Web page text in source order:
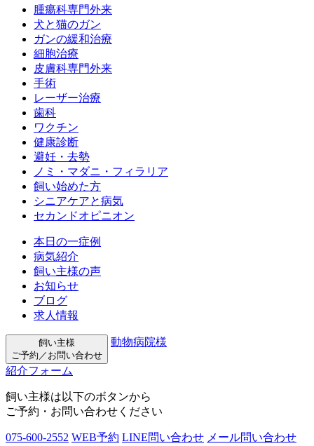
腫瘍科専門外来
犬と猫のガン
ガンの緩和治療
細胞治療
皮膚科専門外来
手術
レーザー治療
歯科
ワクチン
健康診断
避妊・去勢
ノミ・マダニ・フィラリア
飼い始めた方
シニアケアと病気
セカンドオピニオン
本日の一症例
病気紹介
飼い主様の声
お知らせ
ブログ
求人情報
飼い主様
ご予約／お問い合わせ
動物病院様
紹介フォーム
飼い主様は以下のボタンから
ご予約・お問い合わせください
075-600-2552 WEB予約 LINE問い合わせ メール問い合わせ